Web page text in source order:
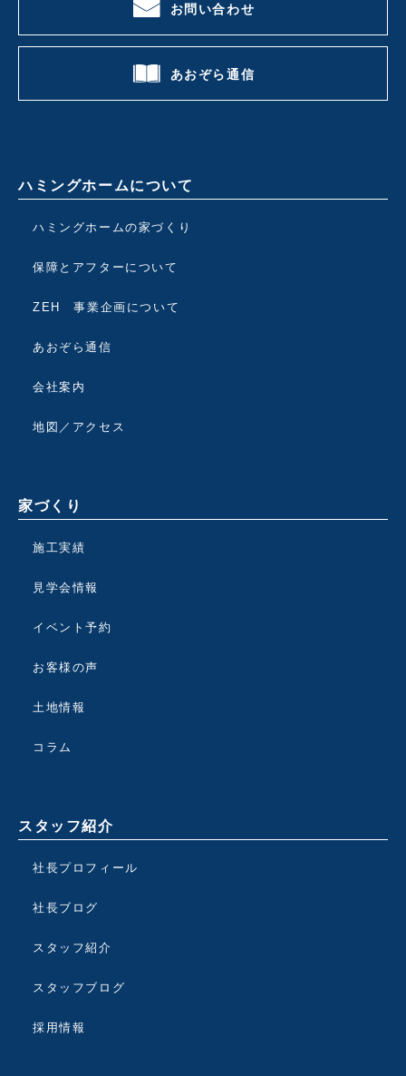
お問い合わせ
あおぞら通信
ハミングホームについて
ハミングホームの家づくり
保障とアフターについて
ZEH 事業企画について
あおぞら通信
会社案内
地図／アクセス
家づくり
施工実績
見学会情報
イベント予約
お客様の声
土地情報
コラム
スタッフ紹介
社長プロフィール
社長ブログ
スタッフ紹介
スタッフブログ
採用情報